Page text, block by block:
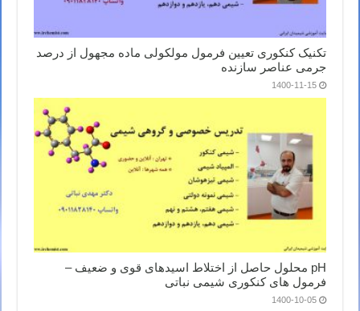
تکنیک کنکوری تعیین فرمول مولکولی ماده مجهول از درصد
جرمی عناصر سازنده
1400-11-15
pH محلول حاصل از اختلاط اسیدهای قوی و ضعیف –
فرمول های کنکوری شیمی نباتی
1400-10-05